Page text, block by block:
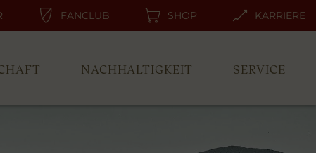
FANCLUB SHOP KARRIERE
NACHHALTIGKEIT SERVICE